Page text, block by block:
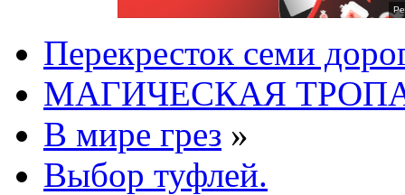
Перекресток семи
МАГИЧЕСКАЯ
В мире грез »
Выбор туфлей.